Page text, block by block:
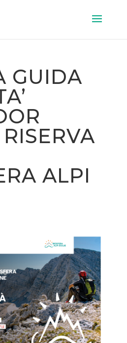
GUIDA
ALPI